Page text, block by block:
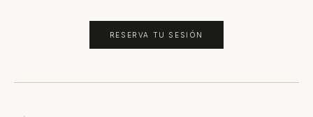
RESERVA TU SESIÓN